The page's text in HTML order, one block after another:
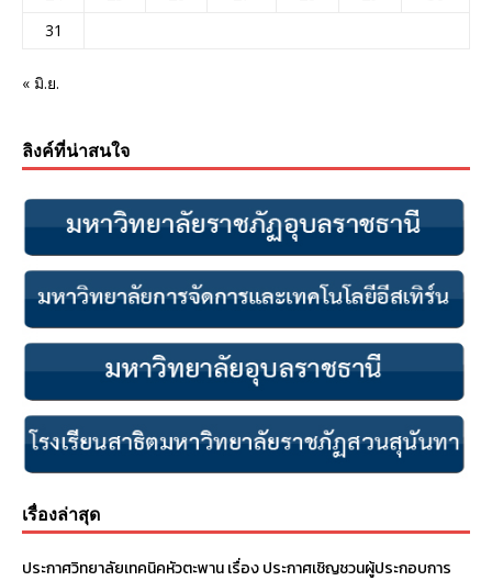
31
« มิ.ย.
ลิงค์ที่น่าสนใจ
เรื่องล่าสุด
ประกาศวิทยาลัยเทคนิคหัวตะพาน เรื่อง ประกาศเชิญชวนผู้ประกอบการ